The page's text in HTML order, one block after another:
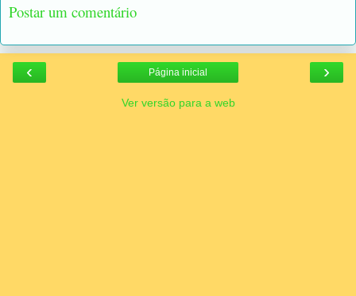
Postar um comentário
‹ ›
Página inicial
Ver versão para a web